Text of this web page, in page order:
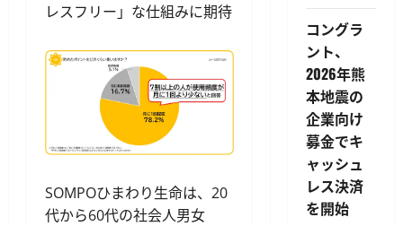
レスフリー」な仕組みに期待
SOMPOひまわり生命は、20
代から60代の社会人男女
コングラ
ント、
2026年熊
本地震の
企業向け
募金でキ
ャッシュ
レス決済
を開始